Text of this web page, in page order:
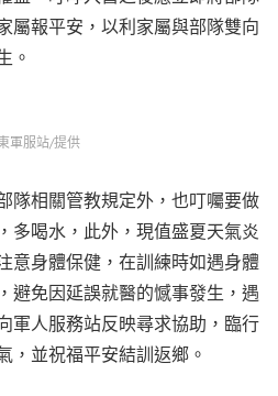
屬報平安，以利家屬與部隊雙向
。
軍服站/提供
隊相關管教規定外，也叮囑要做
多喝水，此外，現值盛夏天氣炎
意身體保健，在訓練時如遇身體
避免因延誤就醫的憾事發生，遇
軍人服務站反映尋求協助，臨行
，並祝福平安結訓返鄉。